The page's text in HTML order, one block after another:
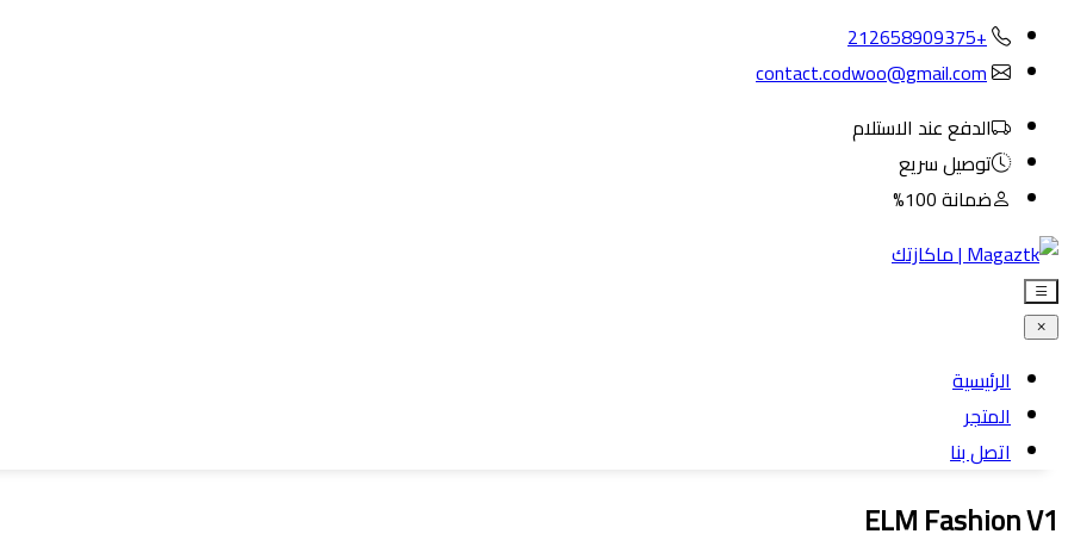
+212658909375
contact.codwoo@gmail.com
الدفع عند الاستلام
توصيل سريع
ضمانة 100%
الرئيسية
المتجر
اتصل بنا
ELM Fashion V1